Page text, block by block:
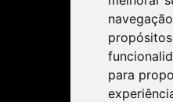
para
SIGA-NOS